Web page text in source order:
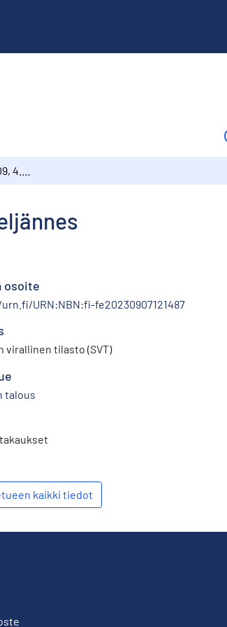
osoite
URN:NBN:fi-fe20230907121487
virallinen tilasto (SVT)
talous
kaikki tiedot